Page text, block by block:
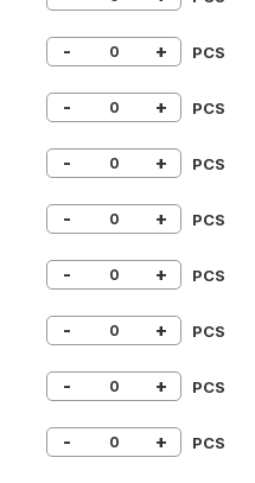
- + PCS
- + PCS
- + PCS
- + PCS
- + PCS
- + PCS
- + PCS
- + PCS